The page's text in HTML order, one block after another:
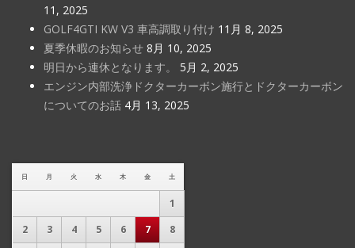
11, 2025
GOLF4GTI KW V3 車高調取り付け 11月 8, 2025
夏季休暇のお知らせ 8月 10, 2025
明日から連休となります。
5月 2, 2025
エンジン内部洗浄ドクターカーボン施行とドクターカーボン
についてのお話 4月 13, 2025
日 月 火 水 木 金 土
1
2
3 4 5 6 7
8